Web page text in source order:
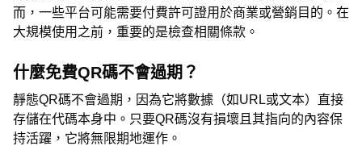
而，一些平台可能需要付費許可證用於商業或營銷目的。在
大規模使用之前，重要的是檢查相關條款。
什麼免費QR碼不會過期？
靜態QR碼不會過期，因為它將數據（如URL或文本）直接
存儲在代碼本身中。只要QR碼沒有損壞且其指向的內容保
持活躍，它將無限期地運作。